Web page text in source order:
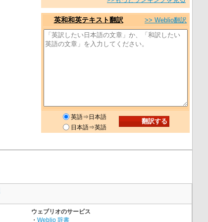
英和和英テキスト翻訳 >> Weblio翻訳
英語⇒日本語
日本語⇒英語
ウェブリオのサービス
・ Weblio 辞書